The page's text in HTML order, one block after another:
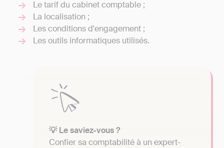
Le tarif du cabinet comptable ;
La localisation ;
Les conditions d'engagement ;
Les outils informatiques utilisés.
💡 Le saviez-vous ?
Confier sa comptabilité à un expert-